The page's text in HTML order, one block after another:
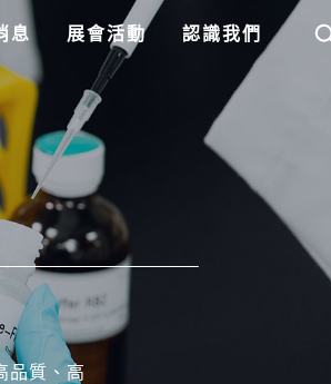
息 展會活動 認識我們
品質、高